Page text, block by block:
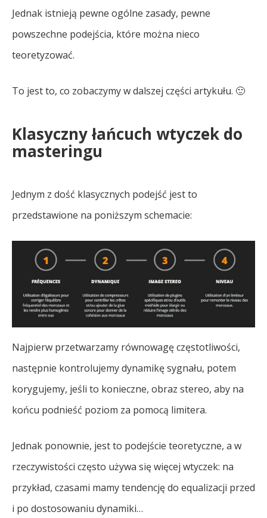
Jednak istnieją pewne ogólne zasady, pewne
powszechne podejścia, które można nieco
teoretyzować.
To jest to, co zobaczymy w dalszej części artykułu. 🙂
Klasyczny łańcuch wtyczek do
masteringu
Jednym z dość klasycznych podejść jest to
przedstawione na poniższym schemacie:
Najpierw przetwarzamy równowagę częstotliwości,
następnie kontrolujemy dynamikę sygnału, potem
korygujemy, jeśli to konieczne, obraz stereo, aby na
końcu podnieść poziom za pomocą limitera.
Jednak ponownie, jest to podejście teoretyczne, a w
rzeczywistości często używa się więcej wtyczek: na
przykład, czasami mamy tendencję do equalizacji przed
i po dostosowaniu dynamiki…